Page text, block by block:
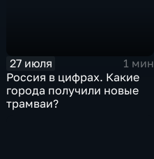
27 июля
1 мин
Россия в цифрах. Какие
города получили новые
трамваи?